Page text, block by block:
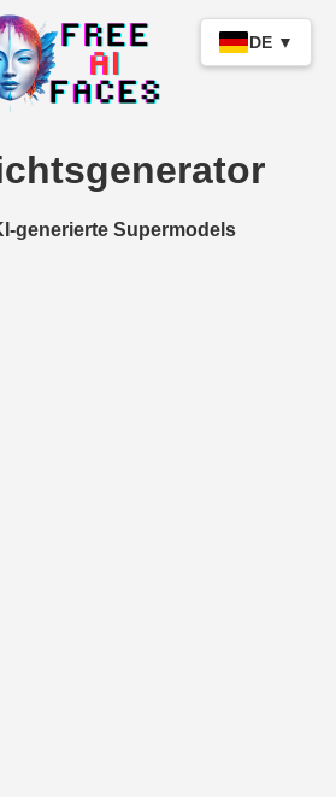
DE ▼
generierte Supermodels